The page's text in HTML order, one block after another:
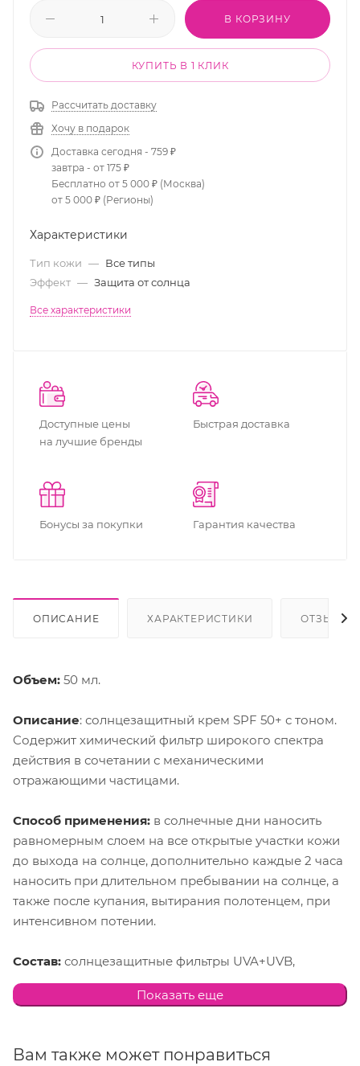
В КОРЗИНУ
КУПИТЬ В 1 КЛИК
Рассчитать доставку
Хочу в подарок
Доставка сегодня - 759 ₽
завтра - от 175 ₽
Бесплатно от 5 000 ₽ (Москва)
от 5 000 ₽ (Регионы)
Характеристики
Тип кожи — Все типы
Эффект — Защита от солнца
Все характеристики
Доступные цены
на лучшие бренды
Быстрая доставка
Бонусы за покупки Гарантия качества
ОПИСАНИЕ ХАРАКТЕРИСТИКИ ОТЗЫВЫ
Объем: 50 мл.
Описание: солнцезащитный крем SPF 50+ с тоном.
Cодержит химический фильтр широкого спектра
действия в сочетании с механическими
отражающими частицами.
Способ применения: в солнечные дни наносить
равномерным слоем на все открытые участки кожи
до выхода на солнце, дополнительно каждые 2 часа
наносить при длительном пребывании на солнце, а
также после купания, вытирания полотенцем, при
интенсивном потении.
Состав: солнцезащитные фильтры UVA+UVB,
диоксид титана, оксид цинка, экзополисахариды
псевдоальтеромона. WATER, OCTOCRYLENE,
ETHYLHEXYL SALICYLATE, 4-METHYLBENZYLIDENE
Показать еще
Вам также может понравиться